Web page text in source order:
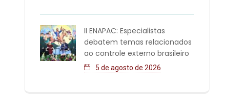
II ENAPAC: Especialistas
debatem temas relacionados
ao controle externo brasileiro
5 de agosto de 2026